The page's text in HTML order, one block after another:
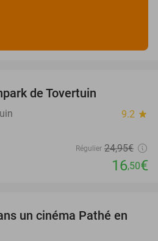
de Tovertuin
9.2 star
Régulier 24,95€
16,50€
40%
un cinéma Pathé en